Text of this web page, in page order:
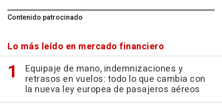
Contenido patrocinado
Lo más leído en mercado financiero
Equipaje de mano, indemnizaciones y
retrasos en vuelos: todo lo que cambia con
la nueva ley europea de pasajeros aéreos